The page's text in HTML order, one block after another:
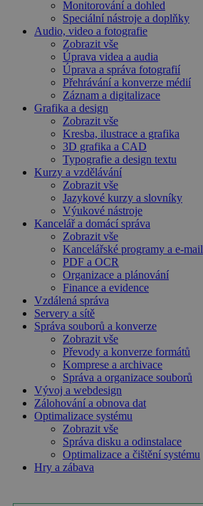
Monitorování a dohled
Speciální nástroje a doplňky
Audio, video a fotografie
Zobrazit vše
Úprava videa a audia
Úprava a správa fotografií
Přehrávání a konverze médií
Záznam a digitalizace
Grafika a design
Zobrazit vše
Kresba, ilustrace a grafika
3D grafika a CAD
Typografie a design textu
Kurzy a vzdělávání
Zobrazit vše
Jazykové kurzy a slovníky
Výukové nástroje
Kancelář a domácí správa
Zobrazit vše
Kancelářské programy a e-mail
PDF a OCR
Organizace a plánování
Finance a evidence
Vzdálená správa
Servery a sítě
Správa souborů a konverze
Zobrazit vše
Převody a konverze formátů
Komprese a archivace
Správa a organizace souborů
Vývoj a webdesign
Zálohování a obnova dat
Optimalizace systému
Zobrazit vše
Správa disku a odinstalace
Optimalizace a čištění systému
Hry a zábava